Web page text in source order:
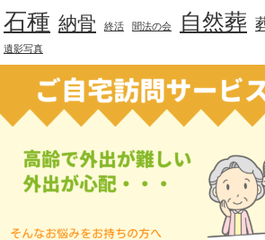
石種 納骨 終活 聞法の会 自然葬
遺影写真